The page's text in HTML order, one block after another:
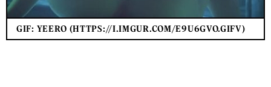
GIF: YEERO (HTTPS://I.IMGUR.COM/E9U6GVO.GIFV)